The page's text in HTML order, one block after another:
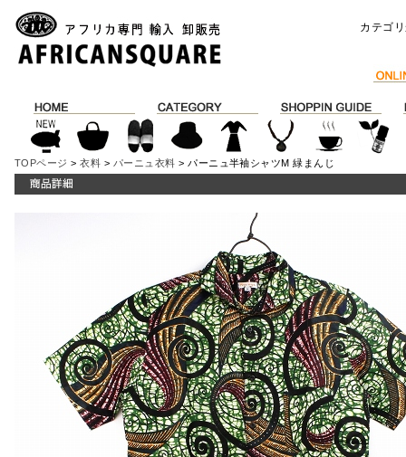
カテゴ
TOPページ >衣料 > パーニュ衣料 > パーニュ半袖シャツM 緑まんじ